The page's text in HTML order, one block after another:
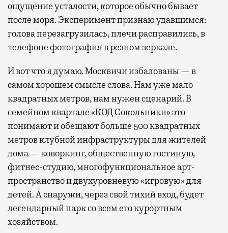
ощущение усталости, которое обычно бывает
после моря. Эксперимент признаю удавшимся:
голова перезагрузилась, плечи расправились, в
телефоне фотография в резном зеркале.
И вот что я думаю. Москвичи избалованы — в
самом хорошем смысле слова. Нам уже мало
квадратных метров, нам нужен сценарий. В
семейном квартале«КОД Сокольники»это
понимают и обещают больше 500 квадратных
метров клубной инфраструктуры для жителей
дома — коворкинг, общественную гостиную,
фитнес-студию, многофункциональное арт-
пространство и двухуровневую «игровую» для
детей. А снаружи, через свой тихий вход, будет
легендарный парк со всем его курортным
хозяйством.